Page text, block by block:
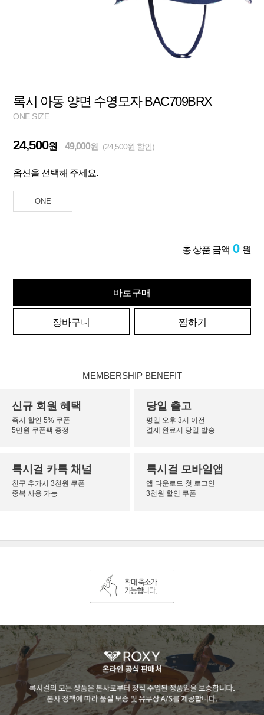
록시 아동 양면 수영모자 BAC709BRX
ONE SIZE
24,500원 49,000원 (24,500원 할인)
옵션을 선택해 주세요.
ONE
총 상품 금액 0 원
바로구매
장바구니 찜하기
MEMBERSHIP BENEFIT
신규 회원 혜택
즉시 할인 5% 쿠폰
5만원 쿠폰팩 증정
당일 출고
평일 오후 3시 이전
결제 완료시 당일 발송
록시걸 카톡 채널
친구 추가시 3천원 쿠폰
중복 사용 가능
록시걸 모바일앱
앱 다운로드 첫 로그인
3천원 할인 쿠폰